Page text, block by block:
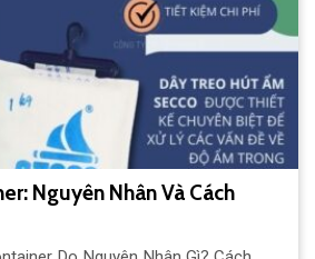
Nguyên Nhân Và Cách